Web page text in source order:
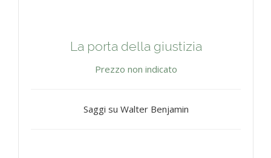
La porta della giustizia
Prezzo non indicato
Saggi su Walter Benjamin